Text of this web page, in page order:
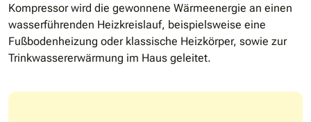
Kompressor wird die gewonnene Wärmeenergie an einen
wasserführenden Heizkreislauf, beispielsweise eine
Fußbodenheizung oder klassische Heizkörper, sowie zur
Trinkwassererwärmung im Haus geleitet.